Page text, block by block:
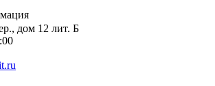
дом 12 лит. Б